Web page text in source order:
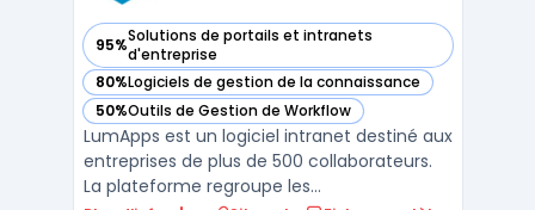
95%Solutions de portails et intranets
d'entreprise
— voir LumApps dans cette catégorie
80%Logiciels de gestion de la connaissance
— voir LumApps dans cette catégorie
50%Outils de Gestion de Workflow
— voir LumApps dans cette catégorie
LumApps est un logiciel intranet destiné aux
entreprises de plus de 500 collaborateurs.
La plateforme regroupe les